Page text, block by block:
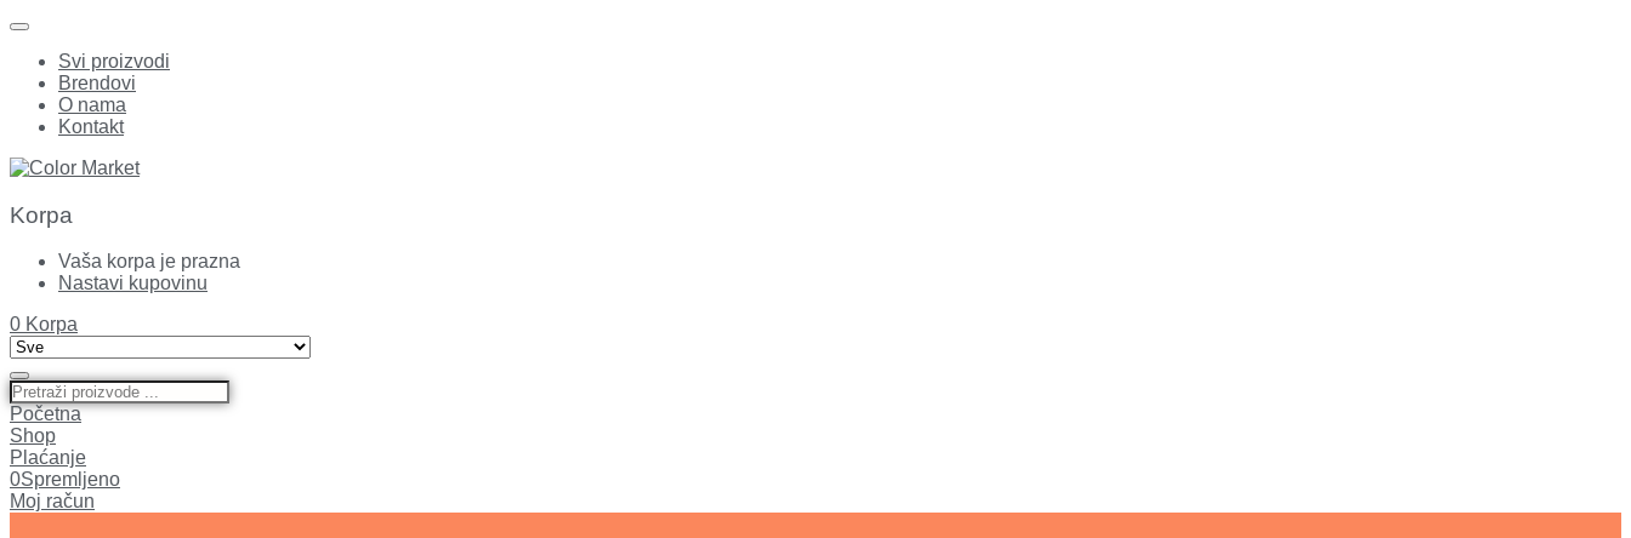
Svi proizvodi
Brendovi
O nama
Kontakt
Korpa
Vaša korpa je prazna
Nastavi kupovinu
0 Korpa
Početna
Shop
Plaćanje
0Spremljeno
Moj račun